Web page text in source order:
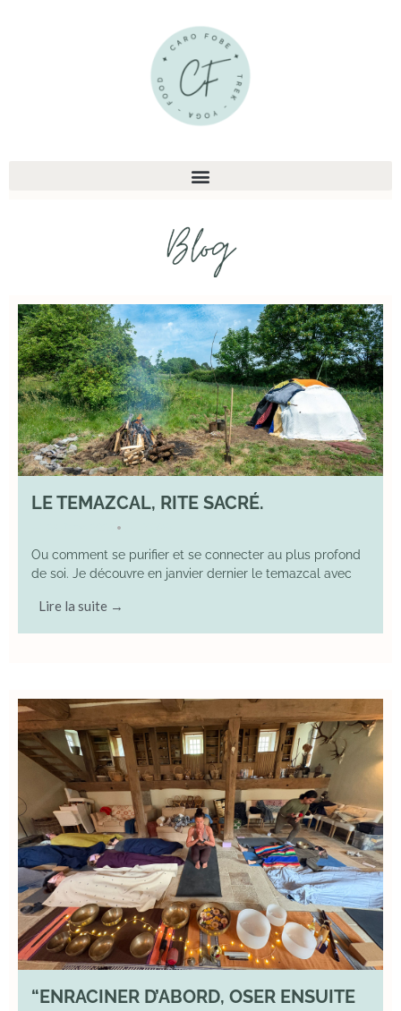
LE TEMAZCAL, RITE SACRÉ.
•
Ou comment se purifier et se connecter au plus profond
de soi. Je découvre en janvier dernier le temazcal avec
Lire la suite →
“ENRACINER D’ABORD, OSER ENSUITE